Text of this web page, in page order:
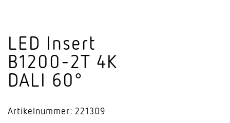
LED Insert
B1200-2T 4K
DALI 60°
Artikelnummer: 221309